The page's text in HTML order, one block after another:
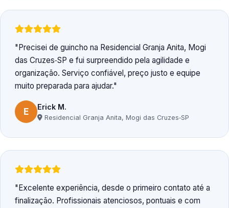
Precisei de guincho na Residencial Granja Anita, Mogi
das Cruzes‑SP e fui surpreendido pela agilidade e
organização. Serviço confiável, preço justo e equipe
muito preparada para ajudar.
E Erick M.
Residencial Granja Anita, Mogi das Cruzes‑SP
Excelente experiência, desde o primeiro contato até a
finalização. Profissionais atenciosos, pontuais e com